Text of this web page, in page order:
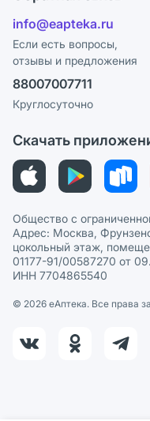
Блог
Лицензия
Реклама на сайте
Ваши товары на
Программа
Политика
Пользовательское
Политика рекомендаций
Этика и соответствие
Политика в
info@eapteka.ru
Если есть вопросы,
отзывы и предложения
88007007711
Круглосуточно
Скачать
Общество с
Адрес: Москва,
цокольный этаж,
01177-91/00587270 от
ИНН 7704865540
© 2026 eАптека. Все права